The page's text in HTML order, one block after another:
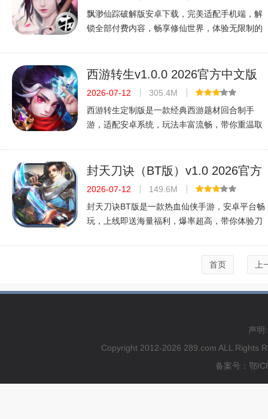
飘渺仙踪破解版安卓下载，完美适配手机端，解
锁全部付费内容，畅享修仙世界，体验无限制的
西游转生v1.0.0 2026官方中文版
2026-07-12
305.4M
西游转生定制版是一款经典西游题材回合制手
游，适配安卓系统，玩法丰富流畅，带你重温取
封天刀诀（BT版）v1.0 2026官方
中文版
2026-07-12
149.6M
封天刀诀BT版是一款热血仙侠手游，安卓平台畅
玩，上线即送海量福利，爆率超高，带你体验刀
首页
上
声明
Copyright 2012-2026 289.com ALL Rights
备案号：鄂